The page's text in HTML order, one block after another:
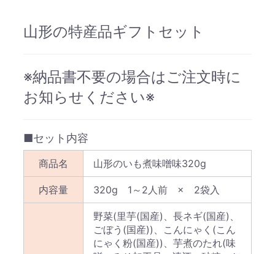
山形の特産品ギフトセット
※納品書不要の場合はご注文時に
お知らせください※
■セット内容
商品名 山形のいも煮味噌味320g
内容量 320g 1～2人前 × 2袋入
野菜(里芋(国産)、長ネギ(国産)、
ごぼう(国産))、こんにゃく(こん
にゃく粉(国産))、芋煮のたれ(味